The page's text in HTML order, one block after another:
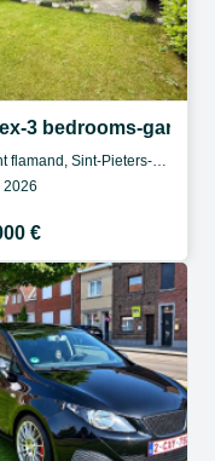
3 bedrooms-
Brabant flamand, Sint-Pieters-Leeuw
2026
€